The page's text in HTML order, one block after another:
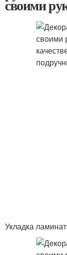
своими
Укладка